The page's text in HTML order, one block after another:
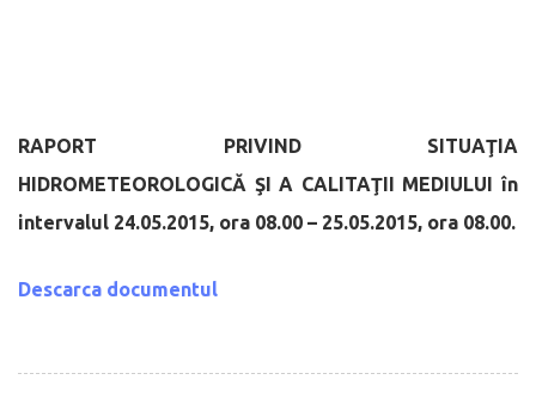
RAPORT PRIVIND SITUAŢIA
HIDROMETEOROLOGICĂ ŞI A CALITAŢII MEDIULUIîn
intervalul 24.05.2015, ora 08.00 – 25.05.2015, ora 08.00.
Descarca documentul